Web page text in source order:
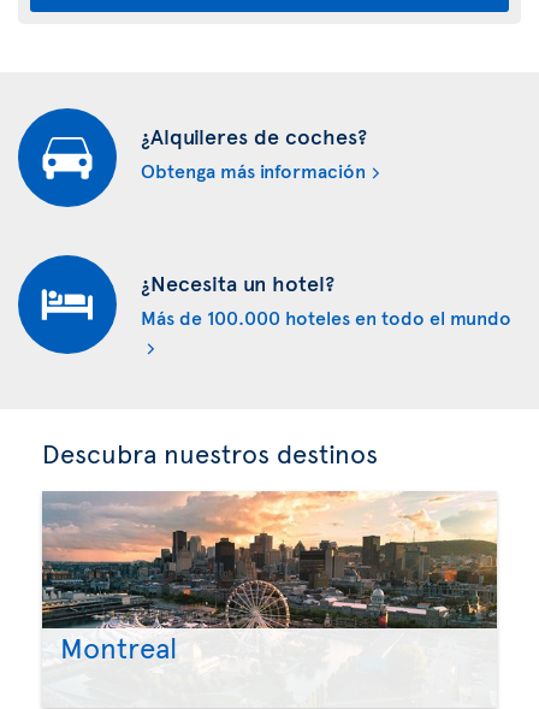
¿Alquileres de coches?
Obtenga más información
¿Necesita un hotel?
Más de 100.000 hoteles en todo el mundo
Descubra nuestros destinos
Montreal